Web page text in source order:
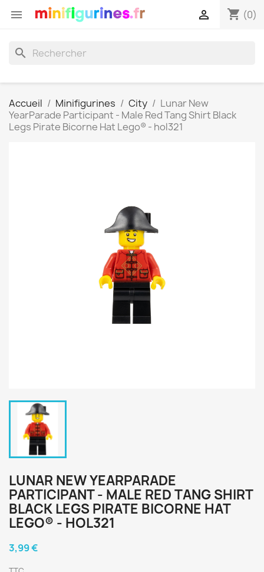
 shopping_cart (0)

search
Accueil Minifigurines City
Lunar New
YearParade Participant - Male Red Tang Shirt Black
Legs Pirate Bicorne Hat Lego® - hol321
LUNAR NEW YEARPARADE
PARTICIPANT - MALE RED TANG SHIRT
BLACK LEGS PIRATE BICORNE HAT
LEGO® - HOL321
3,99 €